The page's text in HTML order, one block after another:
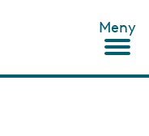
Meny